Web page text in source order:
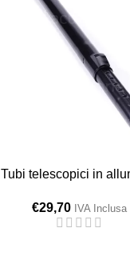
Tubi telescopici in
€29,70 IVA Inclusa